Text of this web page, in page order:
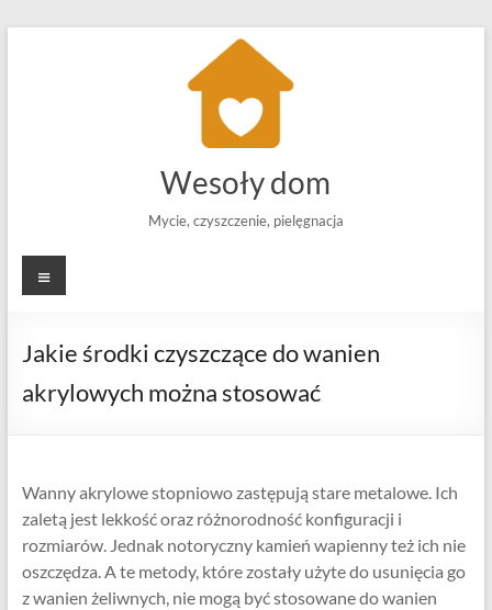
Wesoły dom
Mycie, czyszczenie, pielęgnacja
Menu
Jakie środki czyszczące do wanien
akrylowych można stosować
Wanny akrylowe stopniowo zastępują stare metalowe. Ich
zaletą jest lekkość oraz różnorodność konfiguracji i
rozmiarów. Jednak notoryczny kamień wapienny też ich nie
oszczędza. A te metody, które zostały użyte do usunięcia go
z wanien żeliwnych, nie mogą być stosowane do wanien